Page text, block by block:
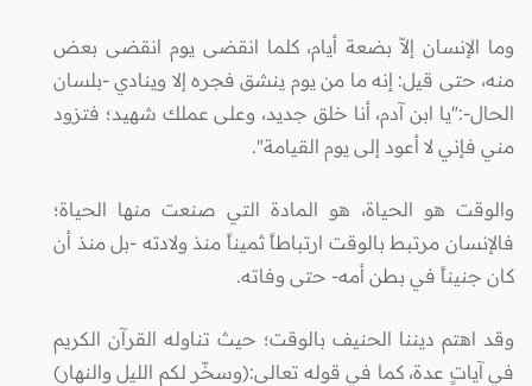
وما الإنسان إلاّ بضعة أيام، كلما انقضى يوم انقضى بعض
منه، حتى قيل: إنه ما من يوم ينشق فجره إلا وينادي -بلسان
الحال-:"يا ابن آدم، أنا خلق جديد، وعلى عملك شهيد؛ فتزود
مني فإني لا أعود إلى يوم القيامة".
والوقت هو الحياة، هو المادة التي صنعت منها الحياة؛
فالإنسان مرتبط بالوقت ارتباطاً ثميناً منذ ولادته -بل منذ أن
كان جنيناً في بطن أمه- حتى وفاته.
وقد اهتم ديننا الحنيف بالوقت؛ حيث تناوله القرآن الكريم
في آياتٍ عدة، كما في قوله تعالى:(وسخّر لكم الليل والنهار)